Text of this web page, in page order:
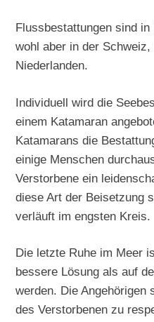
Flussbestattungen sind
wohl aber in der
Niederlanden.
Individuell wird die
einem Katamaran
Katamarans die
einige Menschen
Verstorbene ein
diese Art der Beisetzung
verläuft im engsten Kreis.
Die letzte Ruhe im Meer
bessere Lösung als auf
werden. Die Angehörigen
des Verstorbenen zu